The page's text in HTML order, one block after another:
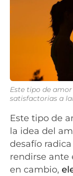
Este tipo de
satisfactorias a
Este tipo de
la idea del
desafío
rendirse ante
en cambio,